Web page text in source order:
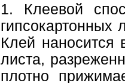
1. Клеевой
гипсокартонных
Клей наносится
листа,
плотно